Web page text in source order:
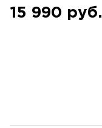
15 990 руб.